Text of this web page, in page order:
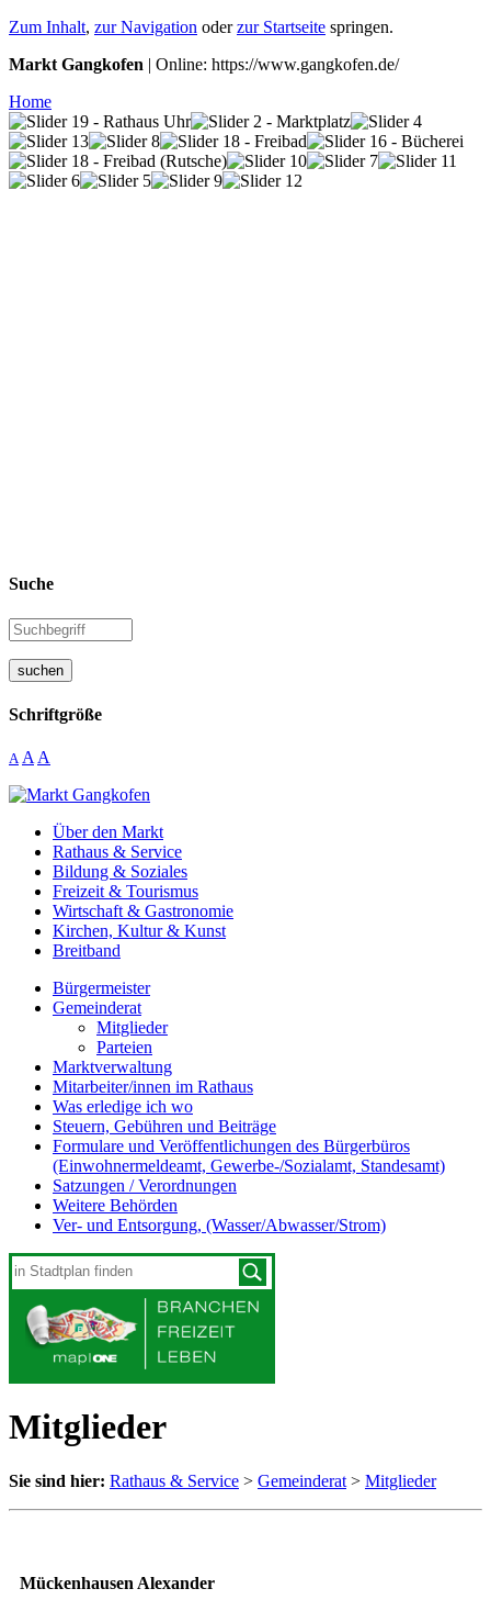
Zum Inhalt, zur Navigation oderzur Startseite springen.
Markt Gangkofen | Online: https://www.gangkofen.de/
Home
Suche
suchen
Schriftgröße
A A A
Über den Markt
Rathaus & Service
Bildung & Soziales
Freizeit & Tourismus
Wirtschaft & Gastronomie
Kirchen, Kultur & Kunst
Breitband
Bürgermeister
Gemeinderat
Mitglieder
Parteien
Marktverwaltung
Mitarbeiter/innen im Rathaus
Was erledige ich wo
Steuern, Gebühren und Beiträge
Formulare und Veröffentlichungen des Bürgerbüros
(Einwohnermeldeamt, Gewerbe-/Sozialamt, Standesamt)
Satzungen / Verordnungen
Weitere Behörden
Ver- und Entsorgung, (Wasser/Abwasser/Strom)
Mitglieder
Sie sind hier: Rathaus & Service > Gemeinderat > Mitglieder
Mückenhausen Alexander